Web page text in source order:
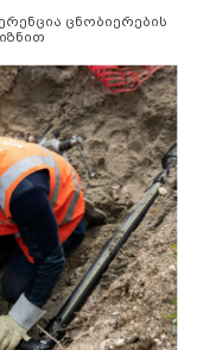
ცნობიერების